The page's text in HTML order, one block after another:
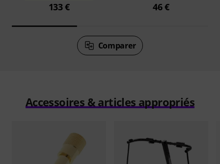
133 € 46 €
Comparer
Accessoires & articles appropriés